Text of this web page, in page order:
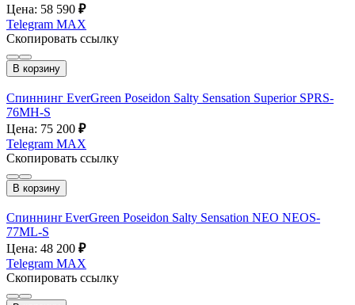
Цена: 58 590 ₽
Telegram MAX
Скопировать ссылку
В корзину
Спиннинг EverGreen Poseidon Salty Sensation Superior SPRS-
76MH-S
Цена: 75 200 ₽
Telegram MAX
Скопировать ссылку
В корзину
Спиннинr EverGreen Poseidon Salty Sensation NEO NEOS-
77ML-S
Цена: 48 200 ₽
Telegram MAX
Скопировать ссылку